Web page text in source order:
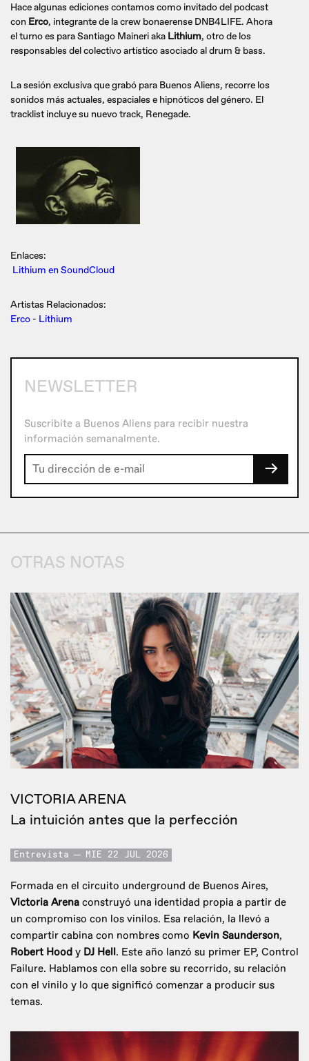
Hace algunas ediciones contamos como invitado del podcast
con Erco, integrante de la crew bonaerense DNB4LIFE. Ahora
el turno es para Santiago Maineri aka Lithium, otro de los
responsables del colectivo artístico asociado al drum & bass.
La sesión exclusiva que grabó para Buenos Aliens, recorre los
sonidos más actuales, espaciales e hipnóticos del género. El
tracklist incluye su nuevo track, Renegade.
Enlaces:
Lithium en SoundCloud
Artistas Relacionados:
Erco - Lithium
NEWSLETTER
Suscribite a Buenos Aliens para recibir nuestra
información semanalmente.
→
OTRAS NOTAS
VICTORIA ARENA
La intuición antes que la perfección
Entrevista MIE 22 JUL 2026
Formada en el circuito underground de Buenos Aires,
Victoria Arena construyó una identidad propia a partir de
un compromiso con los vinilos. Esa relación, la llevó a
compartir cabina con nombres como Kevin Saunderson,
Robert Hood y DJ Hell. Este año lanzó su primer EP, Control
Failure. Hablamos con ella sobre su recorrido, su relación
con el vinilo y lo que significó comenzar a producir sus
temas.